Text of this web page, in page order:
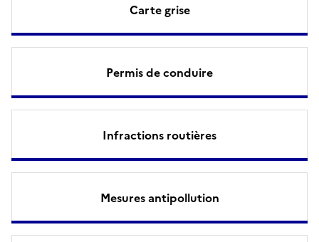
Carte grise
Permis de conduire
Infractions routières
Mesures antipollution